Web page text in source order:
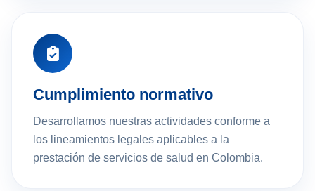
Cumplimiento normativo
Desarrollamos nuestras actividades conforme a
los lineamientos legales aplicables a la
prestación de servicios de salud en Colombia.